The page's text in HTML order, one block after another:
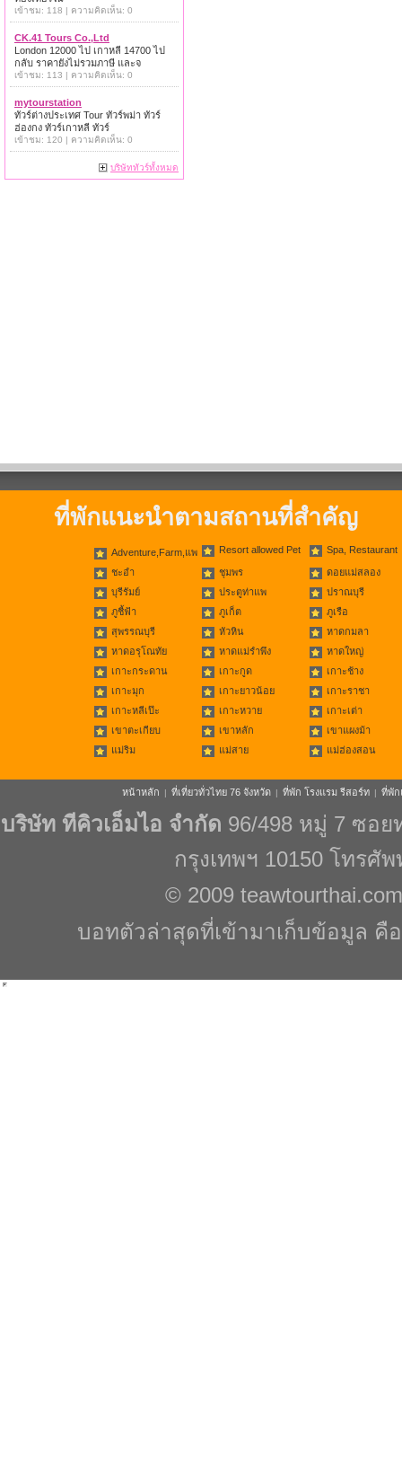
เข้าชม: 118 | ความคิดเห็น: 0
CK.41 Tours Co.,Ltd
London 12000 ไป เกาหลี 14700 ไป
กลับ ราคายังไม่รวมภาษี และจ
เข้าชม: 113 | ความคิดเห็น: 0
mytourstation
ทัวร์ต่างประเทศ Tour ทัวร์พม่า ทัวร์
ฮ่องกง ทัวร์เกาหลี ทัวร์
เข้าชม: 120 | ความคิดเห็น: 0
บริษัททัวร์ทั้งหมด
ที่พักแนะนำตามสถานที่สำคัญ
Adventure,Farm,แพ Resort allowed Pet Spa, Restaurant
ชะอำ ชุมพร
ดอยแม่สลอง
บุรีรัมย์
ประตูท่าแพ
ปราณบุรี
ภูชี้ฟ้า
ภูเก็ต
ภูเรือ
สุพรรณบุรี
หัวหิน
หาดกมลา
หาดอรุโณทัย
หาดแม่รำพึง
หาดใหญ่
เกาะกระดาน
เกาะกูด
เกาะช้าง
เกาะมุก
เกาะยาวน้อย
เกาะราชา
เกาะหลีเป๊ะ
เกาะหวาย
เกาะเต่า
เขาตะเกียบ
เขาหลัก
เขาแผงม้า
แม่ริม
แม่สาย แม่ฮ่องสอน
หน้าหลัก | ที่เที่ยวทั่วไทย 76 จังหวัด | ที่พัก โรงแรม รีสอร์ท | ที่พัก
บริษัท ทีคิวเอ็มไอ จำกัด 96/498 หมู่ 7 ซอ
กรุงเทพฯ 10150 โทรศั
© 2009 teawtourthai.com
บอทตัวล่าสุดที่เข้ามาเก็บข้อมูล คือ